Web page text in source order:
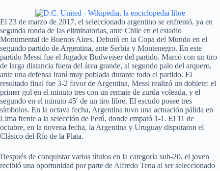
El 23 de marzo de 2017, el seleccionado argentino se enfrentó, ya en
segunda ronda de las eliminatorias, ante Chile en el estadio
Monumental de Buenos Aires. Debutó en la Copa del Mundo en el
segundo partido de Argentina, ante Serbia y Montenegro. En este
partido Messi fue el Jugador Budweiser del partido. Marcó con un tiro
de larga distancia fuera del área grande, al segundo palo del arquero,
ante una defensa iraní muy poblada durante todo el partido. El
resultado final fue 3-2 favor de Argentina, Messi realizó un doblete: el
primer gol en el minuto tres con un remate de zurda voleada, y el
segundo en el minuto 45′ de un tiro libre. El escudo posee tres
símbolos. En la octava fecha, Argentina tuvo una actuación pálida en
Lima frente a la selección de Perú, donde empató 1-1. El 11 de
octubre, en la novena fecha, la Argentina y Uruguay disputaron el
Clásico del Río de la Plata.
Después de conquistar varios títulos en la categoría sub-20, el joven
recibió una oportunidad por parte de Alfredo Tena al ser seleccionado